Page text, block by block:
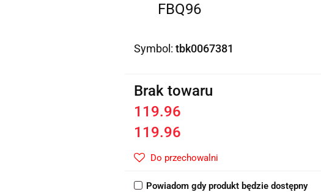
FBQ96
Symbol: tbk0067381
Brak towaru
119.96
119.96
Do przechowalni
Powiadom gdy produkt będzie dostępny